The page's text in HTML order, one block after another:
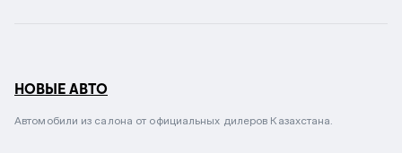
НОВЫЕ АВТО
Автомобили из салона от официальных дилеров Казахстана.